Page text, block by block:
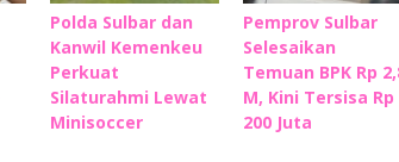
Polda Sulbar dan
Kanwil Kemenkeu
Perkuat
Silaturahmi Lewat
Minisoccer
Pemprov Sulbar
Selesaikan
Temuan BPK Rp
M, Kini Tersisa Rp
200 Juta